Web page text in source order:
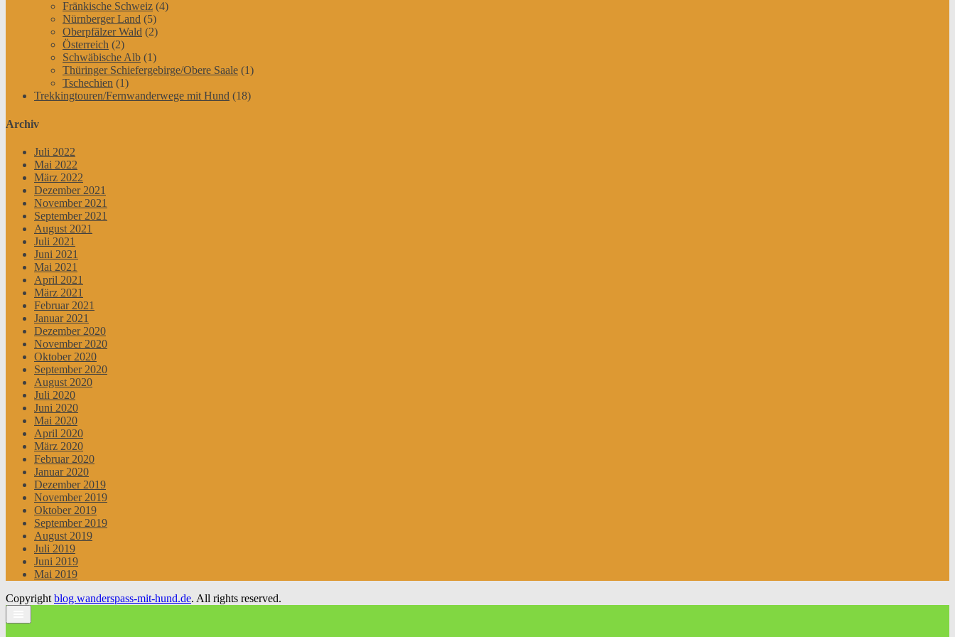
Fränkische Schweiz (4)
Nürnberger Land (5)
Oberpfälzer Wald (2)
Österreich (2)
Schwäbische Alb (1)
Thüringer Schiefergebirge/Obere Saale (1)
Tschechien (1)
Trekkingtouren/Fernwanderwege mit Hund (18)
Archiv
Juli 2022
Mai 2022
März 2022
Dezember 2021
November 2021
September 2021
August 2021
Juli 2021
Juni 2021
Mai 2021
April 2021
März 2021
Februar 2021
Januar 2021
Dezember 2020
November 2020
Oktober 2020
September 2020
August 2020
Juli 2020
Juni 2020
Mai 2020
April 2020
März 2020
Februar 2020
Januar 2020
Dezember 2019
November 2019
Oktober 2019
September 2019
August 2019
Juli 2019
Juni 2019
Mai 2019
Copyright blog.wanderspass-mit-hund.de. All rights reserved.